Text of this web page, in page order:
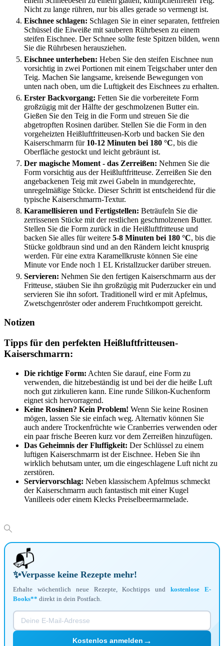
Nicht zu lange rühren, nur bis alles gerade so vermengt ist.
Eischnee schlagen: Schlagen Sie in einer separaten, fettfreien
Schüssel die Eiweiße mit sauberen Rührbesen zu einem
steifen Eischnee. Der Schnee sollte feste Spitzen bilden, wenn
Sie die Rührbesen herausziehen.
Eischnee unterheben: Heben Sie den steifen Eischnee nun
vorsichtig in zwei Portionen mit einem Teigschaber unter den
Teig. Machen Sie langsame, kreisende Bewegungen von
unten nach oben, um die Luftigkeit des Eischnees zu erhalten.
Erster Backvorgang: Fetten Sie die vorbereitete Form
großzügig mit der Hälfte der geschmolzenen Butter ein.
Gießen Sie den Teig in die Form und streuen Sie die
abgetropften Rosinen darüber. Stellen Sie die Form in den
vorgeheizten Heißluftfritteusen-Korb und backen Sie den
Kaiserschmarrn für 10-12 Minuten bei 180 °C, bis die
Oberfläche gestockt und leicht gebräunt ist.
Der magische Moment - das Zerreißen: Nehmen Sie die
Form vorsichtig aus der Heißluftfritteuse. Zerreißen Sie den
angebackenen Teig mit zwei Gabeln in mundgerechte,
unregelmäßige Stücke. Dieser Schritt ist entscheidend für die
typische Kaiserschmarrn-Textur.
Karamellisieren und Fertigstellen: Beträufeln Sie die
zerrissenen Stücke mit der restlichen geschmolzenen Butter.
Stellen Sie die Form zurück in die Heißluftfritteuse und
backen Sie alles für weitere 5-8 Minuten bei 180 °C, bis die
Stücke goldbraun sind und an den Rändern leicht knusprig
werden. Für eine extra Karamellkruste können Sie eine
Minute vor Ende noch 1 EL Kristallzucker darüber streuen.
Servieren: Nehmen Sie den fertigen Kaiserschmarrn aus der
Fritteuse, stäuben Sie ihn großzügig mit Puderzucker ein und
servieren Sie ihn sofort. Traditionell wird er mit Apfelmus,
Zwetschgenröster oder anderem Fruchtkompott gereicht.
Notizen
Tipps für den perfekten Heißluftfritteusen-
Kaiserschmarrn:
Die richtige Form: Achten Sie darauf, eine Form zu
verwenden, die hitzebeständig ist und bei der die heiße Luft
noch gut zirkulieren kann. Eine runde Silikon-Kuchenform
eignet sich hervorragend.
Keine Rosinen? Kein Problem! Wenn Sie keine Rosinen
mögen, lassen Sie sie einfach weg. Alternativ können Sie
auch andere Trockenfrüchte wie Cranberries verwenden oder
ein paar frische Beeren kurz vor dem Zerreißen hinzufügen.
Das Geheimnis der Fluffigkeit: Der Schlüssel zu einem
luftigen Kaiserschmarrn ist der Eischnee. Heben Sie ihn
wirklich behutsam unter, um die eingeschlagene Luft nicht zu
zerstören.
Serviervorschlag: Neben klassischem Apfelmus schmeckt
der Kaiserschmarrn auch fantastisch mit einer Kugel
Vanilleeis oder einem Klecks Preiselbeermarmelade.
📬
✨Verpasse keine Rezepte mehr!
Erhalte wöchentlich neue Rezepte, Kochtipps undkostenlose E-
Books** direkt in dein Postfach.
Kostenlos anmelden →